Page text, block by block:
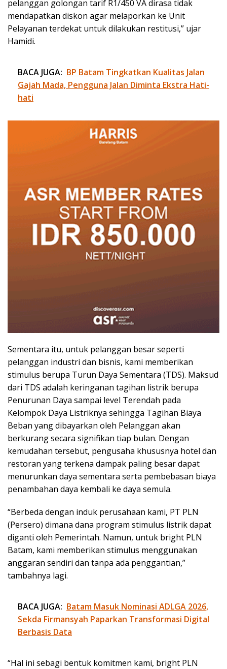
pelanggan golongan tarif R1/450 VA dirasa tidak
mendapatkan diskon agar melaporkan ke Unit
Pelayanan terdekat untuk dilakukan restitusi,” ujar
Hamidi.
BACA JUGA: BP Batam Tingkatkan Kualitas Jalan
Gajah Mada, Pengguna Jalan Diminta Ekstra Hati-
hati
Sementara itu, untuk pelanggan besar seperti
pelanggan industri dan bisnis, kami memberikan
stimulus berupa Turun Daya Sementara (TDS). Maksud
dari TDS adalah keringanan tagihan listrik berupa
Penurunan Daya sampai level Terendah pada
Kelompok Daya Listriknya sehingga Tagihan Biaya
Beban yang dibayarkan oleh Pelanggan akan
berkurang secara signifikan tiap bulan. Dengan
kemudahan tersebut, pengusaha khususnya hotel dan
restoran yang terkena dampak paling besar dapat
menurunkan daya sementara serta pembebasan biaya
penambahan daya kembali ke daya semula.
“Berbeda dengan induk perusahaan kami, PT PLN
(Persero) dimana dana program stimulus listrik dapat
diganti oleh Pemerintah. Namun, untuk bright PLN
Batam, kami memberikan stimulus menggunakan
anggaran sendiri dan tanpa ada penggantian,”
tambahnya lagi.
BACA JUGA: Batam Masuk Nominasi ADLGA 2026,
Sekda Firmansyah Paparkan Transformasi Digital
Berbasis Data
“Hal ini sebagi bentuk komitmen kami, bright PLN